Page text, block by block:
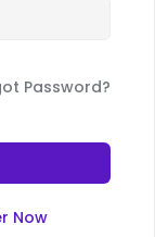
Password?
Now